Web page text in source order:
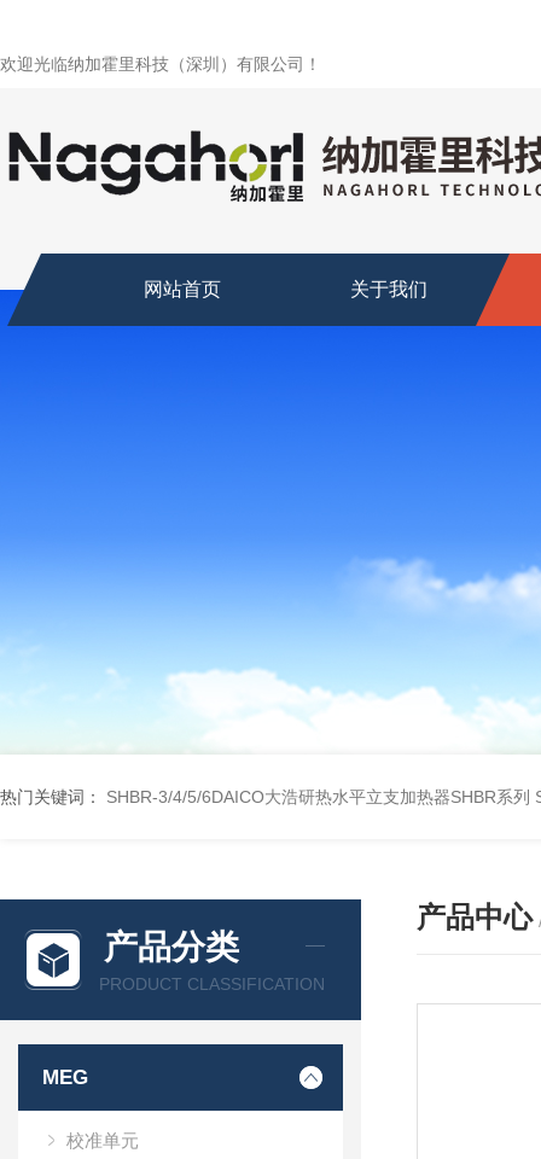
欢迎光临纳加霍里科技（深圳）有限公司！
网站首页 关于我们
热门关键词： SHBR-3/4/5/6DAICO大浩研热水平立支加热器SHBR系列
产品分类
PRODUCT CLASSIFICATION
MEG
校准单元
产品中心